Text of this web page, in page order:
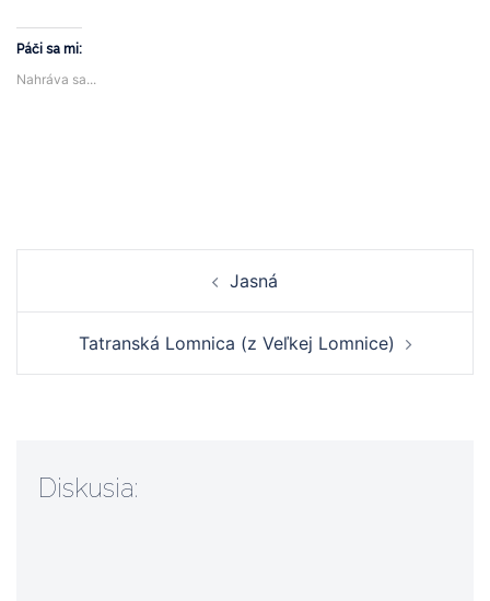
sa
v
okne)
Páči sa mi:
Nahráva sa...
Jasná
Tatranská Lomnica (z Veľkej Lomnice)
Diskusia: